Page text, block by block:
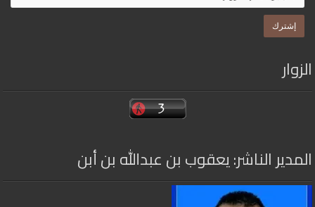
الزوار
المدير الناشر: يعقوب بن عبدالله بن أبن